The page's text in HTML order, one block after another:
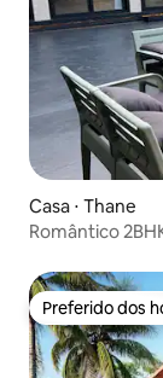
Casa ⋅ Thane
Romântico
Preferido dos
Preferido dos